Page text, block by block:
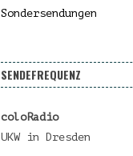
Sondersendungen
SENDEFREQUENZ
coloRadio
UKW in Dresden